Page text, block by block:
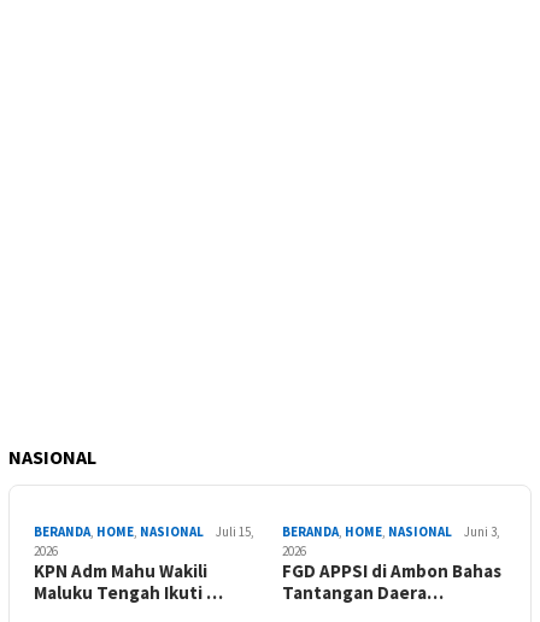
NASIONAL
BERANDA, HOME, NASIONAL
Juli 15,
2026
KPN Adm Mahu Wakili
Maluku Tengah Ikuti …
BERANDA, HOME, NASIONAL
Juni 3,
2026
FGD APPSI di Ambon Bahas
Tantangan Daera…